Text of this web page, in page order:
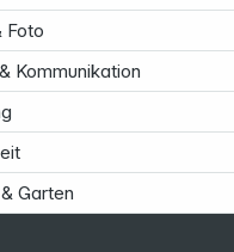
Foto
Kommunikation
Garten